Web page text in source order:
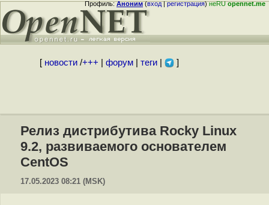
Профиль:Аноним(вход|регистрация)неRUopennet.me
[ новости/+++ форум| теги| ]
Релиз дистрибутива Rocky Linux
9.2, развиваемого основателем
CentOS
17.05.2023 08:21 (MSK)